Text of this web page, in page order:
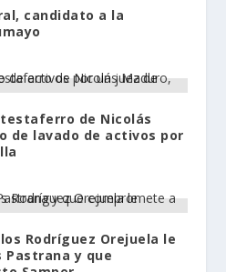
candidato a la
de Nicolás
de lavado de activos por
Rodríguez Orejuela le
y que